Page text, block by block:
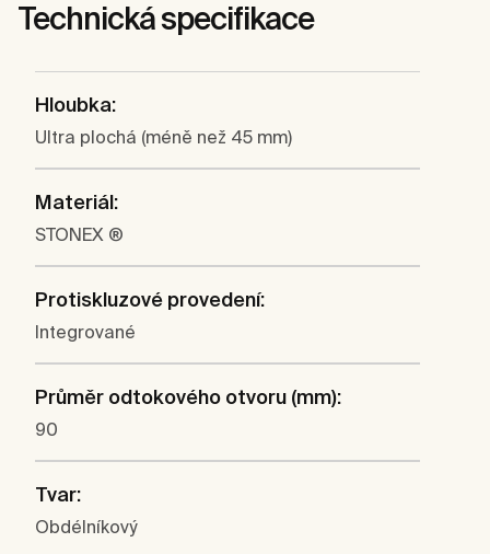
Technická specifikace
Hloubka:
Ultra plochá (méně než 45 mm)
Materiál:
STONEX ®
Protiskluzové provedení:
Integrované
Průměr odtokového otvoru (mm):
90
Tvar:
Obdélníkový